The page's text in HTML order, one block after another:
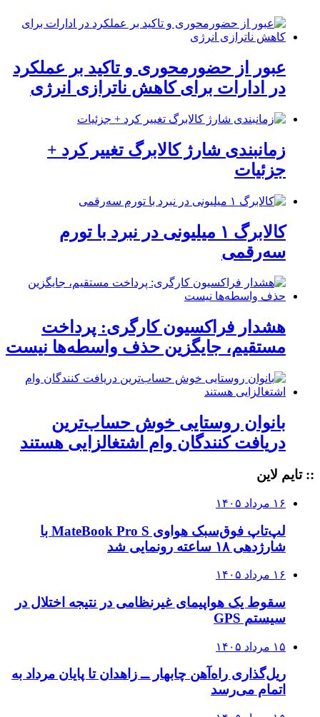
عبور از حضورمحوری و تاکید بر عملکرد
در ادارات برای کاهش ناترازی انرژی
زمانبندی شارژ کالابرگ تغییر کرد +
جزئیات
کالابرگ ۱ میلیونی در نبرد با تورم
سه‌رقمی
هشدار فراکسیون کارگری: پرداخت
مستقیم، جایگزین حذف واسطه‌ها نیست
بانوان روستایی خوش حساب‌ترین
دریافت کنندگان وام‌ اشتغالزایی هستند
:: تایم لاین
۱۶ مرداد ۱۴۰۵
لپ‌تاپ فوق‌سبک هواوی MateBook Pro S با
شارژدهی ۱۸ ساعته رونمایی شد
۱۶ مرداد ۱۴۰۵
سقوط یک هواپیمای غیرنظامی در نتیجه اختلال در
سیستم‌ GPS
۱۵ مرداد ۱۴۰۵
ریل‌گذاری راه‌آهن چابهار ــ زاهدان تا پایان مرداد به
اتمام می‌رسد